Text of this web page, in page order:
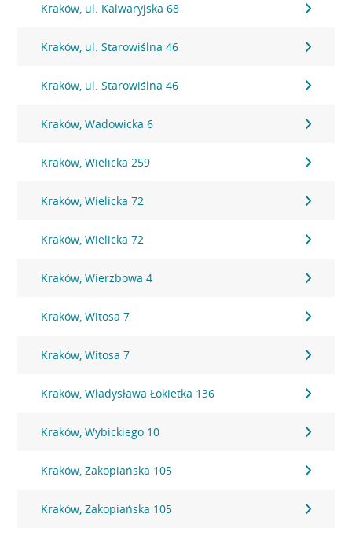
Kraków, ul. Kalwaryjska 68
Kraków, ul. Starowiślna 46
Kraków, ul. Starowiślna 46
Kraków, Wadowicka 6
Kraków, Wielicka 259
Kraków, Wielicka 72
Kraków, Wielicka 72
Kraków, Wierzbowa 4
Kraków, Witosa 7
Kraków, Witosa 7
Kraków, Władysława Łokietka 136
Kraków, Wybickiego 10
Kraków, Zakopiańska 105
Kraków, Zakopiańska 105